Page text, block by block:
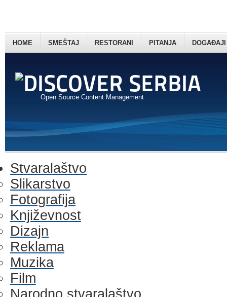
Open Source Content Management
HOME SMEŠTAJ RESTORANI PITANJA DOGAĐAJI
Stvaralaštvo
Slikarstvo
Fotografija
Književnost
Dizajn
Reklama
Muzika
Film